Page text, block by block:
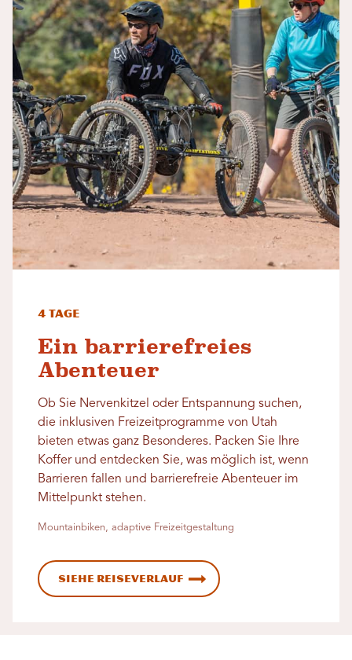
4 Tage
Ein barrierefreies
Abenteuer
Ob Sie Nervenkitzel oder Entspannung suchen,
die inklusiven Freizeitprogramme von Utah
bieten etwas ganz Besonderes. Packen Sie Ihre
Koffer und entdecken Sie, was möglich ist, wenn
Barrieren fallen und barrierefreie Abenteuer im
Mittelpunkt stehen.
Mountainbiken, adaptive Freizeitgestaltung
Siehe Reiseverlauf